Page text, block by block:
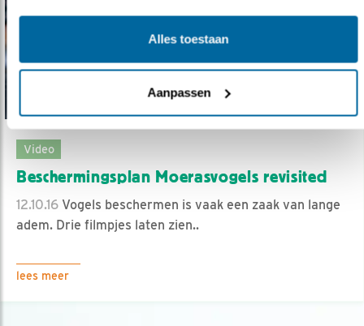
Alles toestaan
Aanpassen
Video
Beschermingsplan Moerasvogels revisited
12.10.16 Vogels beschermen is vaak een zaak van lange
adem. Drie filmpjes laten zien..
lees meer